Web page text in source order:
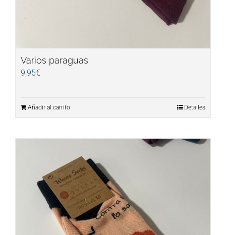
Varios paraguas
9,95€
Añadir al carrito Detalles